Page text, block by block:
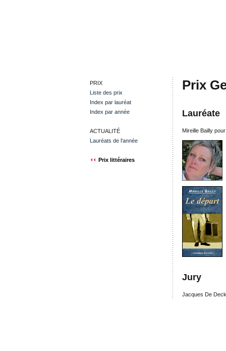
PRIX
Liste des prix
Index par lauréat
Index par année
ACTUALITÉ
Lauréats de l'année
Prix littéraires
Prix
Lauréate
Mireille Bailly
Jury
Jacques De